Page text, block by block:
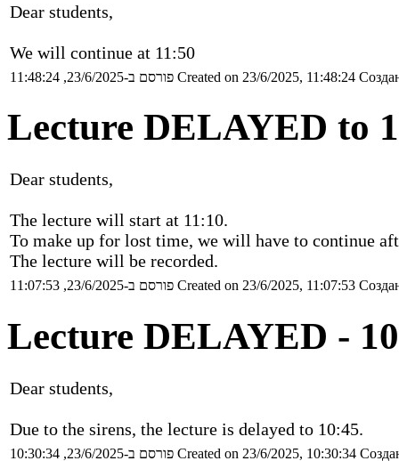
Dear students,
We will continue at 11:50
פורסם ב-23/6/2025, 11:48:24 Created on 23/6/2025, 11:48:24
Lecture DELAYED to
Dear students,
The lecture will start at 11:10.
To make up for lost time, we will have to continue
The lecture will be recorded.
פורסם ב-23/6/2025, 11:07:53 Created on 23/6/2025, 11:07:53
Lecture DELAYED -
Dear students,
Due to the sirens, the lecture is delayed to 10:45.
פורסם ב-23/6/2025, 10:30:34 Created on 23/6/2025, 10:30:34